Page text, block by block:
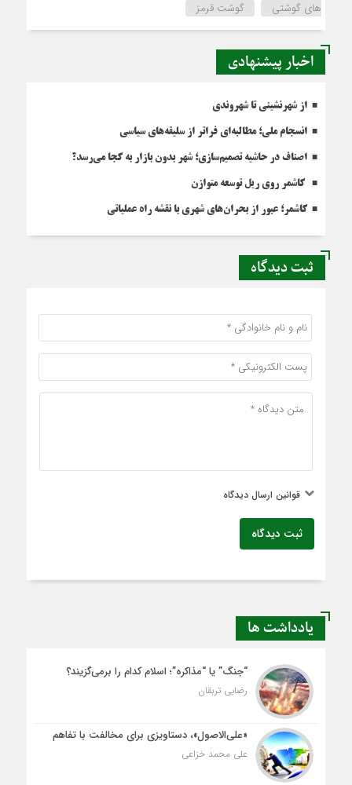
های گوشتی گوشت قرمز
اخبار پیشنهادی
از شهرنشینی تا شهروندی
انسجام ملی؛ مطالبه‌ای فراتر از سلیقه‌های سیاسی
اصناف در حاشیه تصمیم‌سازی؛ شهر بدون بازار به کجا می‌رسد؟
کاشمر روی ریل توسعه متوازن
کاشمر؛ عبور از بحران‌های شهری با نقشه راه عملیاتی
ثبت دیدگاه
قوانین ارسال دیدگاه
ثبت دیدگاه
یادداشت ها
“جنگ” یا “مذاکره”؛ اسلام کدام را برمی‌گزیند؟
رضایی تربقان
«علی‌الاصول»، دستاویزی برای مخالفت با تفاهم
علی محمد خزاعی